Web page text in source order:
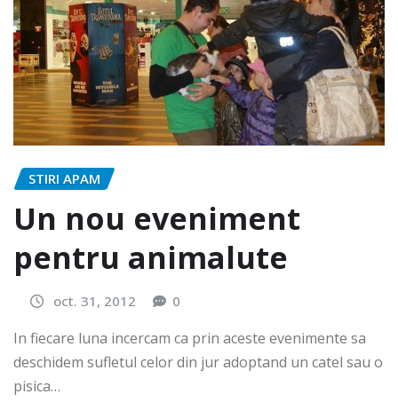
STIRI APAM
Un nou eveniment
pentru animalute
oct. 31, 2012 0
In fiecare luna incercam ca prin aceste evenimente sa
deschidem sufletul celor din jur adoptand un catel sau o
pisica…